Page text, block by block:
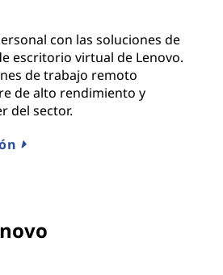
con las soluciones de
escritorio virtual de Lenovo.
de trabajo remoto
de alto rendimiento y
del sector.